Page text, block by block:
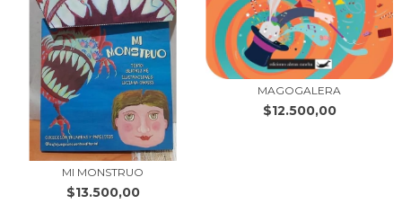
MI MONSTRUO
$13.500,00
MAGOGALERA
$12.500,00